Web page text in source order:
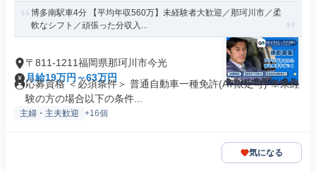
博多南駅車4分 【平均年収560万】未経験者大歓迎／那珂川市／柔
軟なシフト／頑張った分収入...
〒811-1211福岡県那珂川市今光
月給19万円～63万円
応募資格 ＜必須条件＞ 普通自動車一種免許(AT限定可) ※未経
験の方の場合以下の条件...
主婦・主夫歓迎 +16個
気になる